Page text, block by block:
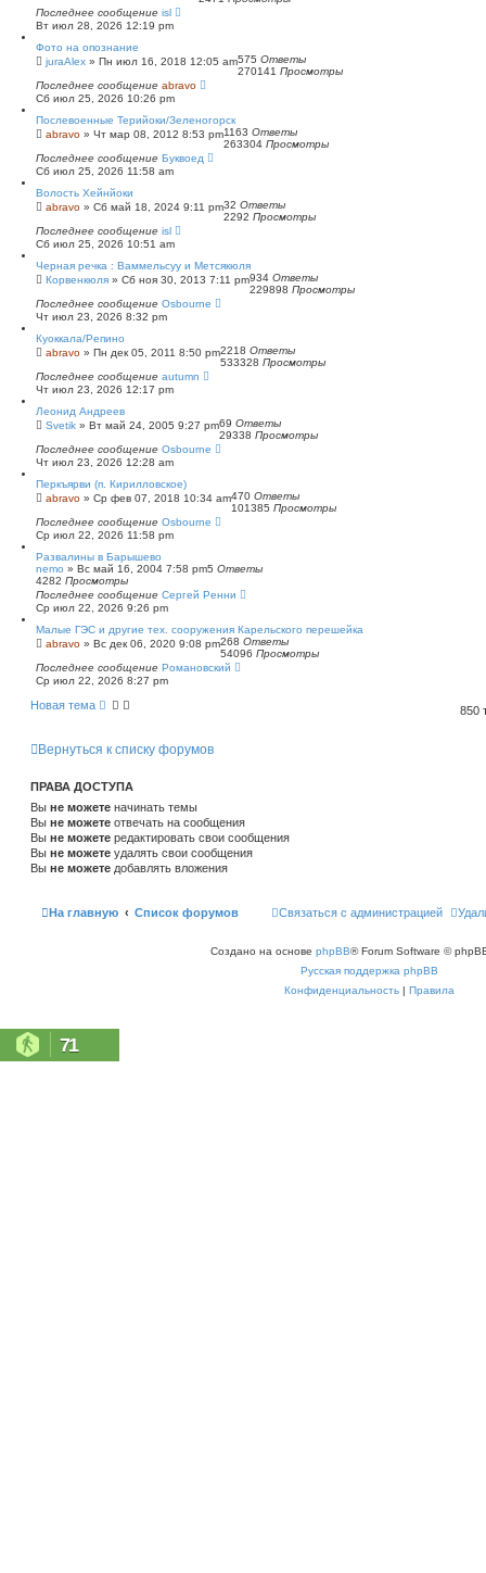
Последнее сообщение isl
Вт июл 28, 2026 12:19 pm
Фото на опознание
juraAlex » Пн июл 16, 2018 12:05 am575 Ответы
270141 Просмотры
Последнее сообщение abravo
Сб июл 25, 2026 10:26 pm
Послевоенные Терийоки/Зеленогорск
abravo » Чт мар 08, 2012 8:53 pm1163 Ответы
263304 Просмотры
Последнее сообщение Буквоед
Сб июл 25, 2026 11:58 am
Волость Хейнйоки
abravo » Сб май 18, 2024 9:11 pm32 Ответы
2292 Просмотры
Последнее сообщение isl
Сб июл 25, 2026 10:51 am
Черная речка : Ваммельсуу и Метсякюля
Корвенкюля » Сб ноя 30, 2013 7:11 pm934 Ответы
229898 Просмотры
Последнее сообщение Osbourne
Чт июл 23, 2026 8:32 pm
Куоккала/Репино
abravo » Пн дек 05, 2011 8:50 pm2218 Ответы
533328 Просмотры
Последнее сообщение autumn
Чт июл 23, 2026 12:17 pm
Леонид Андреев
Svetik » Вт май 24, 2005 9:27 pm69 Ответы
29338 Просмотры
Последнее сообщение Osbourne
Чт июл 23, 2026 12:28 am
Перкъярви (п. Кирилловское)
abravo » Ср фев 07, 2018 10:34 am470 Ответы
101385 Просмотры
Последнее сообщение Osbourne
Ср июл 22, 2026 11:58 pm
Развалины в Барышево
nemo » Вс май 16, 2004 7:58 pm5 Ответы
4282 Просмотры
Последнее сообщение Сергей Ренни
Ср июл 22, 2026 9:26 pm
Малые ГЭС и другие тех. сооружения Карельского перешейка
abravo » Вс дек 06, 2020 9:08 pm268 Ответы
54096 Просмотры
Последнее сообщение Романовский
Ср июл 22, 2026 8:27 pm
Новая тема 850
Вернуться к списку форумов
ПРАВА ДОСТУПА
Вы не можете начинать темы
Вы не можете отвечать на сообщения
Вы не можете редактировать свои сообщения
Вы не можете удалять свои сообщения
Вы не можете добавлять вложения
На главную Список форумов Связаться с администрацией
Создано на основе phpBB® Forum Software ©
Русская поддержка phpBB
Конфиденциальность | Правила
71